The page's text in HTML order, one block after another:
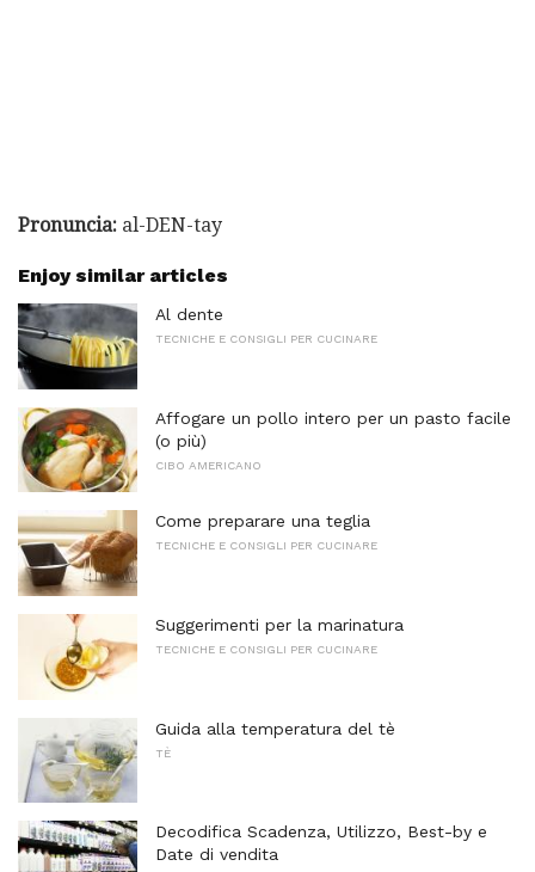
Pronuncia: al-DEN-tay
Enjoy similar articles
Al dente
TECNICHE E CONSIGLI PER CUCINARE
Affogare un pollo intero per un pasto facile
(o più)
CIBO AMERICANO
Come preparare una teglia
TECNICHE E CONSIGLI PER CUCINARE
Suggerimenti per la marinatura
TECNICHE E CONSIGLI PER CUCINARE
Guida alla temperatura del tè
TÈ
Decodifica Scadenza, Utilizzo, Best-by e
Date di vendita